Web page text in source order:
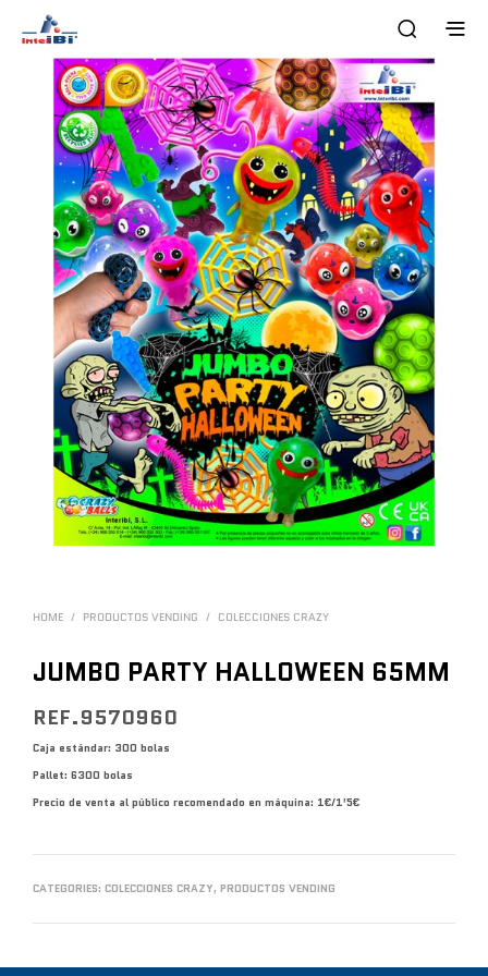
HOME / PRODUCTOS VENDING / COLECCIONES CRAZY
JUMBO PARTY HALLOWEEN 65MM
REF.9570960
Caja estándar: 300 bolas
Pallet: 6300 bolas
Precio de venta al público recomendado en máquina: 1€/1’5€
CATEGORIES: COLECCIONES CRAZY, PRODUCTOS VENDING